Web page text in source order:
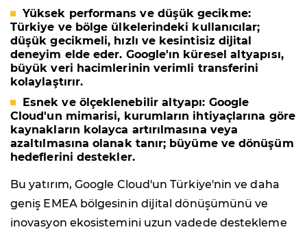
Yüksek performans ve düşük gecikme:
Türkiye ve bölge ülkelerindeki kullanıcılar;
düşük gecikmeli, hızlı ve kesintisiz dijital
deneyim elde eder. Google'ın küresel altyapısı,
büyük veri hacimlerinin verimli transferini
kolaylaştırır.
Esnek ve ölçeklenebilir altyapı: Google
Cloud'un mimarisi, kurumların ihtiyaçlarına göre
kaynakların kolayca artırılmasına veya
azaltılmasına olanak tanır; büyüme ve dönüşüm
hedeflerini destekler.
Bu yatırım, Google Cloud'un Türkiye'nin ve daha
geniş EMEA bölgesinin dijital dönüşümünü ve
inovasyon ekosistemini uzun vadede destekleme